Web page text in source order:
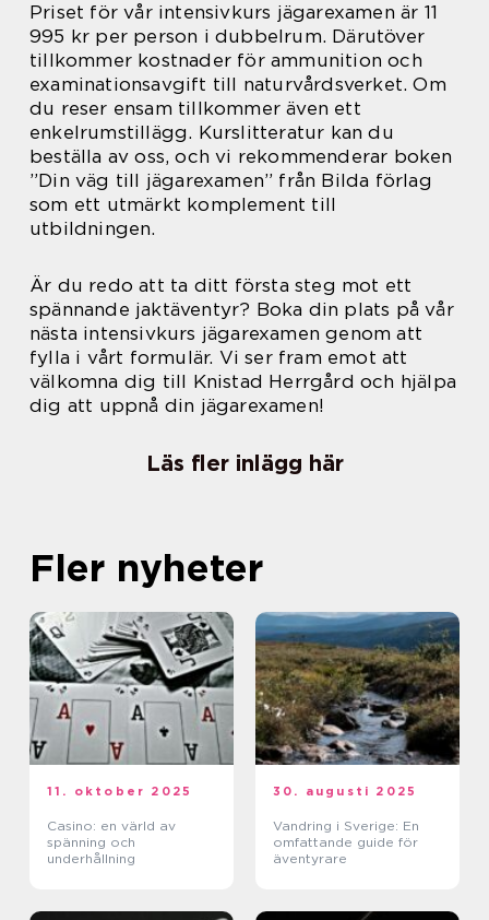
Priset för vår intensivkurs jägarexamen är 11
995 kr per person i dubbelrum. Därutöver
tillkommer kostnader för ammunition och
examinationsavgift till naturvårdsverket. Om
du reser ensam tillkommer även ett
enkelrumstillägg. Kurslitteratur kan du
beställa av oss, och vi rekommenderar boken
”Din väg till jägarexamen” från Bilda förlag
som ett utmärkt komplement till
utbildningen.
Är du redo att ta ditt första steg mot ett
spännande jaktäventyr? Boka din plats på vår
nästa intensivkurs jägarexamen genom att
fylla i vårt formulär. Vi ser fram emot att
välkomna dig till Knistad Herrgård och hjälpa
dig att uppnå din jägarexamen!
Läs fler inlägg här
Fler nyheter
11. oktober 2025
Casino: en värld av
spänning och
underhållning
30. augusti 2025
Vandring i Sverige: En
omfattande guide för
äventyrare